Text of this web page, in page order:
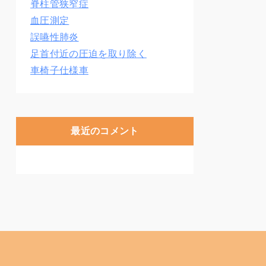
脊柱管狭窄症
血圧測定
誤嚥性肺炎
足首付近の圧迫を取り除く
車椅子仕様車
最近のコメント